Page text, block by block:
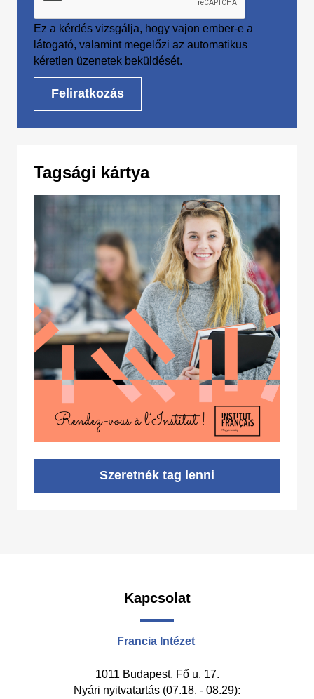
Ez a kérdés vizsgálja, hogy vajon ember-e a
látogató, valamint megelőzi az automatikus
kéretlen üzenetek beküldését.
Tagsági kártya
Szeretnék tag lenni
Kapcsolat
Francia Intézet
1011 Budapest, Fő u. 17.
Nyári nyitvatartás (07.18. - 08.29):